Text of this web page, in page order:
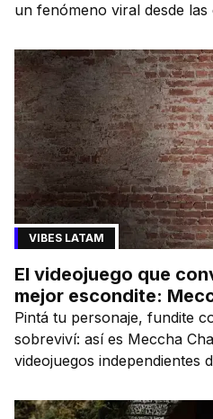
un fenómeno viral desde las
VIBES LATAM
El videojuego que
mejor escondite:
Pintá tu personaje, fundite
sobreviví: así es Meccha
videojuegos independientes